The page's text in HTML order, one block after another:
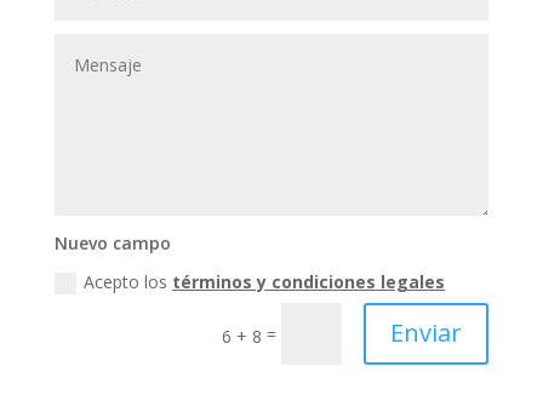
Nuevo campo
Acepto los términos y condiciones legales
6 + 8 = Enviar